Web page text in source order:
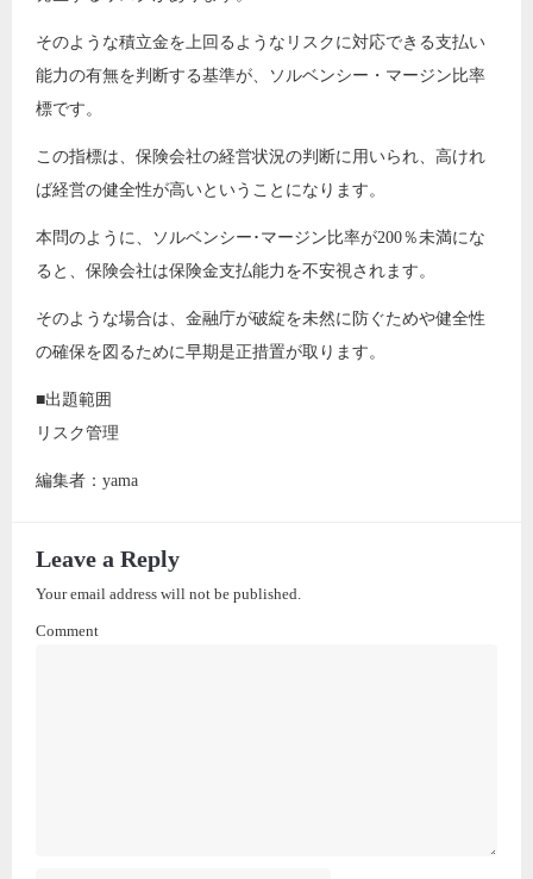
そのような積立金を上回るようなリスクに対応できる支払い
能力の有無を判断する基準が、ソルベンシー・マージン比率
標です。
この指標は、保険会社の経営状況の判断に用いられ、高けれ
ば経営の健全性が高いということになります。
本問のように、ソルベンシー･マージン比率が200％未満にな
ると、保険会社は保険金支払能力を不安視されます。
そのような場合は、金融庁が破綻を未然に防ぐためや健全性
の確保を図るために早期是正措置が取ります。
■出題範囲
リスク管理
編集者：yama
Leave a Reply
Your email address will not be published.
Comment